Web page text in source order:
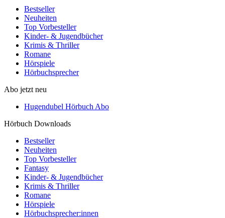
Bestseller
Neuheiten
Top Vorbesteller
Kinder- & Jugendbücher
Krimis & Thriller
Romane
Hörspiele
Hörbuchsprecher
Abo jetzt neu
Hugendubel Hörbuch Abo
Hörbuch Downloads
Bestseller
Neuheiten
Top Vorbesteller
Fantasy
Kinder- & Jugendbücher
Krimis & Thriller
Romane
Hörspiele
Hörbuchsprecher:innen